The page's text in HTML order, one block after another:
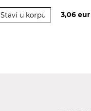
Stavi u korpu 3,06 eur